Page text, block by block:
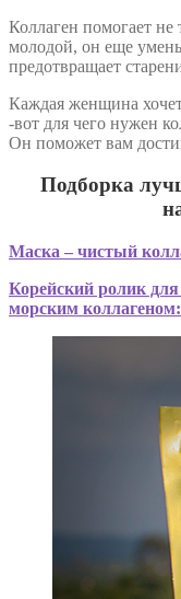
Коллаген помогает не
молодой, он еще
предотвращает
Каждая женщина
-вот для чего нужен
Он поможет вам
Подборка
Маска – чистый
Корейский ролик для
морским коллагеном: